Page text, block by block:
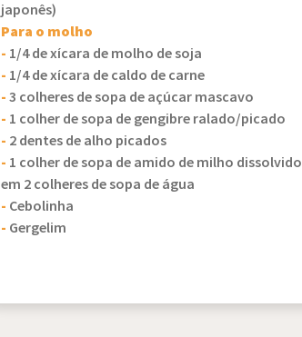
japonês)
Para o molho
- 1/4 de xícara de molho de soja
- 1/4 de xícara de caldo de carne
-3 colheres de sopa de açúcar mascavo
- 1 colher de sopa de gengibre ralado/picado
- 2 dentes de alho picados
- 1 colher de sopa de amido de milho dissolvido
em 2 colheres de sopa de água
- Cebolinha
- Gergelim